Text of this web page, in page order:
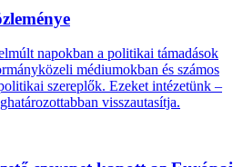
napokban a politikai támadások
médiumokban és számos
szereplők. Ezeket intézetünk –
visszautasítja.